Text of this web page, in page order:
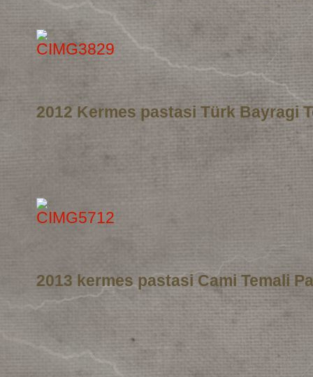
2012 Kermes pastasi Türk Bayragi
2013 kermes pastasi Cami Temali